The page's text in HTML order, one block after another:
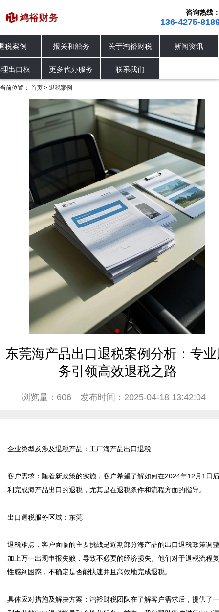
咨询热线
136-4275-
税案例
出口权
报关和船务
更多代办服务
关于鸿裕财税
联系我们
新闻资讯
进出口退税 退税案例 办理出口权
当前位置： 首页 > 退税案例
东莞海产品出口退税案例分析：专
务引领高效退税之路
浏览量：606 发布时间：2025-04-18 13:42:04
企业类型及涉及退税产品：工厂海产品出口退税
客户需求：随着新政策的实施，客户希望了解如何在2024年12月1日
利完成海产品出口的退税，尤其是在退税条件和流程方面的指导。
出口退税服务区域：东莞
退税难点：客户面临的主要挑战是近期部分海产品的出口退税政策调
加上万一出现申报失败，导致不必要的经济损失。他们对于退税流程
性感到困惑，不确定是否能快速并且高效地完成退税。
具体应对措施及解决方案：鸿裕财税团队在了解客户需求后，提供了